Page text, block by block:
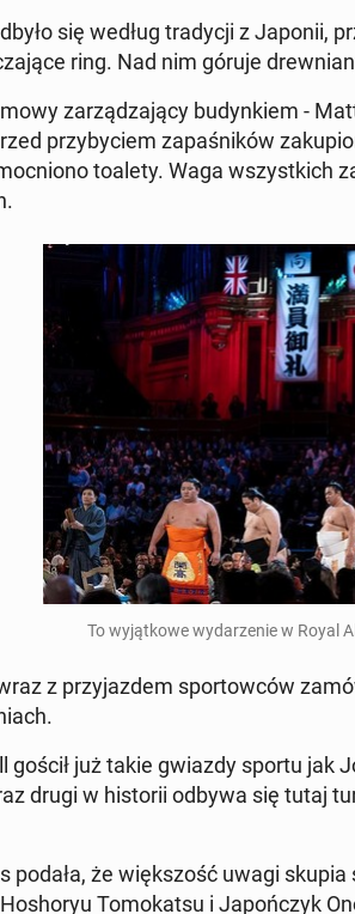
się według tra­dy­cji z Japonii,
ring. Nad nim góruje
za­rzą­dza­ją­cy bu­dyn­kiem -
przy­by­ciem za­pa­śni­ków
toalety. Waga wszyst­kich
To wy­jąt­ko­we wy­da­rze­nie w Royal
z przy­jaz­dem spor­tow­ców
gościł już takie gwiazdy sportu
drugi w hi­sto­rii odbywa się tutaj
podała, że więk­szość uwagi
To­mo­kat­su i Ja­poń­czyk